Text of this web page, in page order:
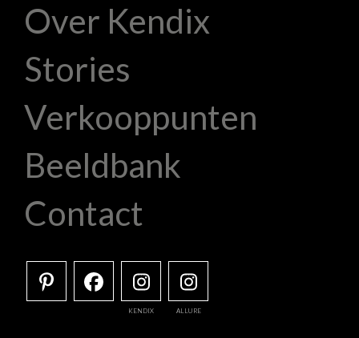
Over Kendix
Stories
Verkooppunten
Beeldbank
Contact
KENDIX ALLURE